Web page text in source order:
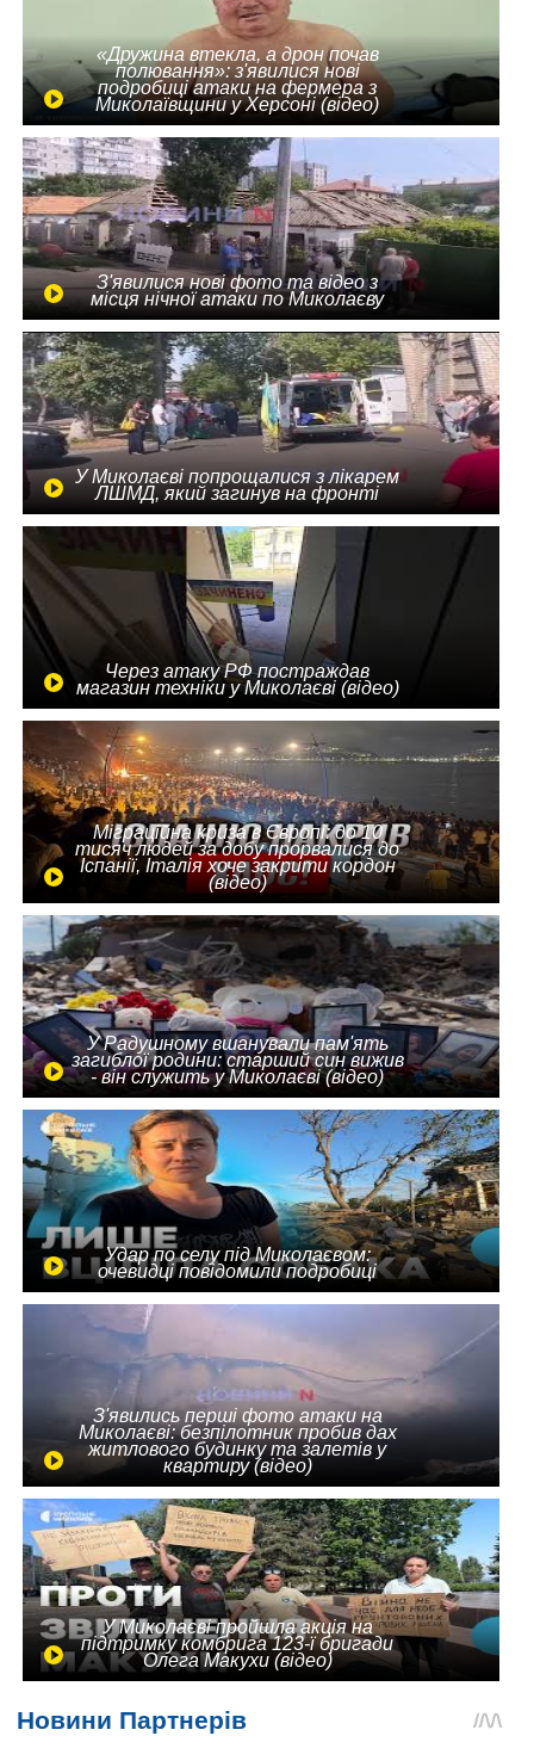
«Дружина втекла, а дрон почав
полювання»: з'явилися нові
подробиці атаки на фермера з
Миколаївщини у Херсоні (відео)
З'явилися нові фото та відео з
місця нічної атаки по Миколаєву
У Миколаєві попрощалися з лікарем
ЛШМД, який загинув на фронті
Через атаку РФ постраждав
магазин техніки у Миколаєві (відео)
Міграційна криза в Європі: до 10
тисяч людей за добу прорвалися до
Іспанії, Італія хоче закрити кордон
(відео)
У Радушному вшанували пам'ять
загиблої родини: старший син вижив
- він служить у Миколаєві (відео)
Удар по селу під Миколаєвом:
очевидці повідомили подробиці
З'явились перші фото атаки на
Миколаєві: безпілотник пробив дах
житлового будинку та залетів у
квартиру (відео)
У Миколаєві пройшла акція на
підтримку комбрига 123-ї бригади
Олега Макухи (відео)